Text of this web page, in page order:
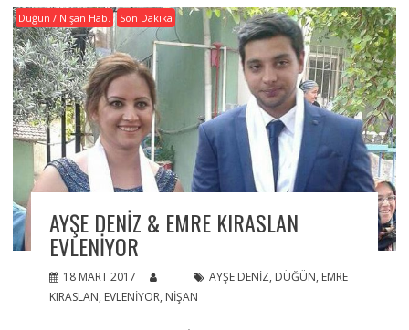
Düğün / Nişan Hab. Son Dakika
AYŞE DENIZ & EMRE KIRASLAN
EVLENIYOR
18 MART 2017 AYŞE DENIZ, DÜĞÜN, EMRE
KIRASLAN, EVLENIYOR, NIŞAN